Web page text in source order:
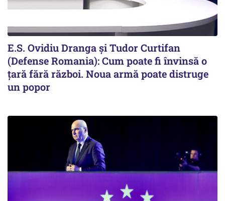
E.S. Ovidiu Dranga și Tudor Curtifan
(Defense Romania): Cum poate fi învinsă o
țară fără război. Noua armă poate distruge
un popor